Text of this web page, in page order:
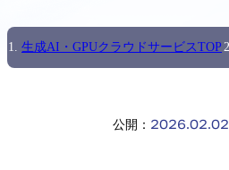
生成AI・GPUクラウドサービスTOP
公開： 2026.02.02